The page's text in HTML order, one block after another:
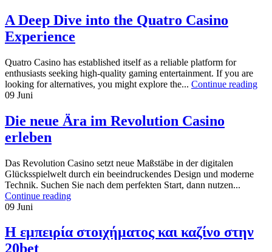
A Deep Dive into the Quatro Casino
Experience
Quatro Casino has established itself as a reliable platform for
enthusiasts seeking high-quality gaming entertainment. If you are
looking for alternatives, you might explore the... Continue reading
09 Juni
Die neue Ära im Revolution Casino
erleben
Das Revolution Casino setzt neue Maßstäbe in der digitalen
Glücksspielwelt durch ein beeindruckendes Design und moderne
Technik. Suchen Sie nach dem perfekten Start, dann nutzen...
Continue reading
09 Juni
Η εμπειρία στοιχήματος και καζίνο στην
20bet